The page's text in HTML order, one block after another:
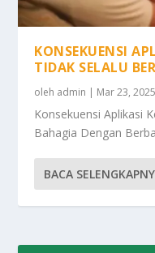
KONSEKUENSI
TIDAK SELALU
oleh admin | Mar 23, 2025
Konsekuensi Aplikasi
Bahagia Dengan
BACA